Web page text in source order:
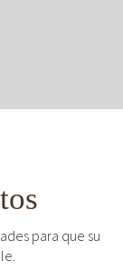
para que su